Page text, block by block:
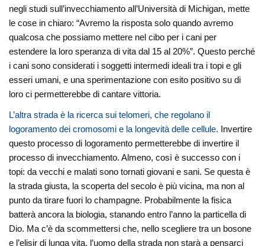
negli studi sull’invecchiamento all’Università di Michigan, mette
le cose in chiaro: “Avremo la risposta solo quando avremo
qualcosa che possiamo mettere nel cibo per i cani per
estendere la loro speranza di vita dal 15 al 20%”. Questo perché
i cani sono considerati i soggetti intermedi ideali tra i topi e gli
esseri umani, e una sperimentazione con esito positivo su di
loro ci permetterebbe di cantare vittoria.
L’altra strada è la ricerca sui telomeri, che regolano il
logoramento dei cromosomi e la longevità delle cellule. Invertire
questo processo di logoramento permetterebbe di invertire il
processo di invecchiamento. Almeno, così è successo con i
topi: da vecchi e malati sono tornati giovani e sani. Se questa è
la strada giusta, la scoperta del secolo è più vicina, ma non al
punto da tirare fuori lo champagne. Probabilmente la fisica
batterà ancora la biologia, stanando entro l’anno la particella di
Dio. Ma c’è da scommettersi che, nello scegliere tra un bosone
e l’elisir di lunga vita, l’uomo della strada non starà a pensarci